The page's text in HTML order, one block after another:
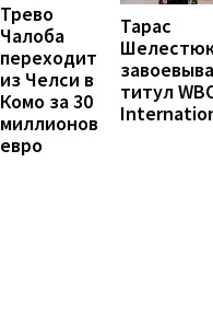
Трево
Чалоба
переходит
из Челси в
Комо за 30
миллионов
евро
Тарас
титул